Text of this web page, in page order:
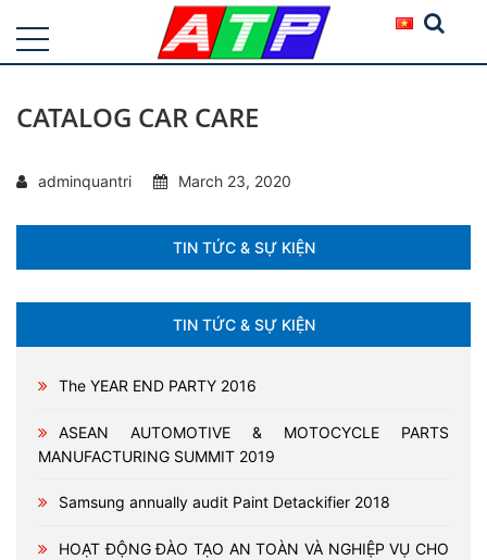
TIN TỨC & SỰ KIỆN
TIN TỨC & SỰ KIỆN
The YEAR END PARTY 2016
ASEAN AUTOMOTIVE & MOTOCYCLE PARTS
MANUFACTURING SUMMIT 2019
Samsung annually audit Paint Detackifier 2018
HOẠT ĐỘNG ĐÀO TẠO AN TOÀN VÀ NGHIỆP VỤ CHO
CATALOG CAR CARE
adminquantri March 23, 2020